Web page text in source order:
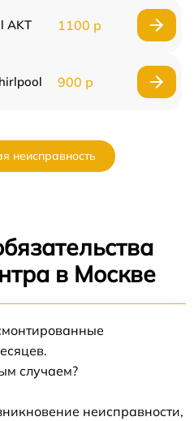
AKT
1100 р
900 р
неисправность
в Москве
случаем?
неисправности,